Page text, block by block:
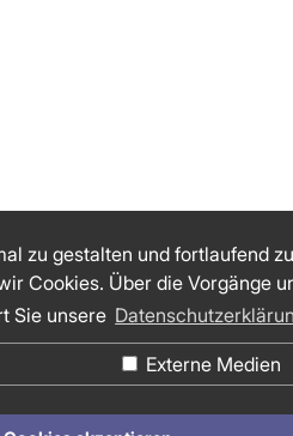
zu gestalten und fortlaufend zu
Cookies. Über die Vorgänge
Sie unsere
Externe Medien